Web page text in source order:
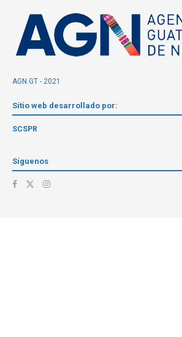
AGN.GT - 2021
Sitio web desarrollado por:
SCSPR
Síguenos